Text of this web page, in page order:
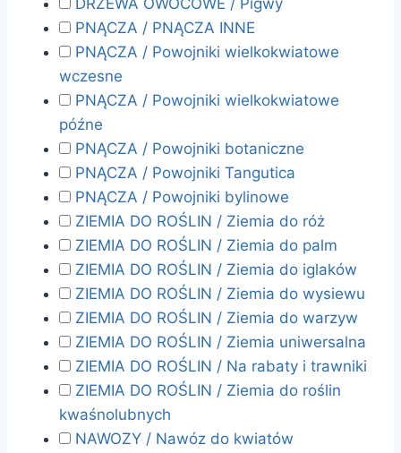
DRZEWA OWOCOWE / Pigwy
PNĄCZA / PNĄCZA INNE
PNĄCZA / Powojniki wielkokwiatowe
wczesne
PNĄCZA / Powojniki wielkokwiatowe
późne
PNĄCZA / Powojniki botaniczne
PNĄCZA / Powojniki Tangutica
PNĄCZA / Powojniki bylinowe
ZIEMIA DO ROŚLIN / Ziemia do róż
ZIEMIA DO ROŚLIN / Ziemia do palm
ZIEMIA DO ROŚLIN / Ziemia do iglaków
ZIEMIA DO ROŚLIN / Ziemia do wysiewu
ZIEMIA DO ROŚLIN / Ziemia do warzyw
ZIEMIA DO ROŚLIN / Ziemia uniwersalna
ZIEMIA DO ROŚLIN / Na rabaty i trawniki
ZIEMIA DO ROŚLIN / Ziemia do roślin
kwaśnolubnych
NAWOZY / Nawóz do kwiatów